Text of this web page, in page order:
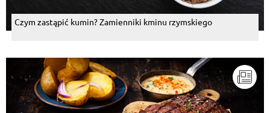
Czym zastąpić kumin? Zamienniki kminu rzymskiego